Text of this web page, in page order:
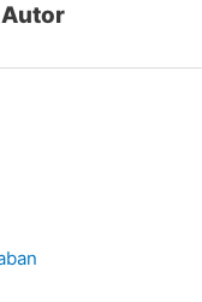
Autor